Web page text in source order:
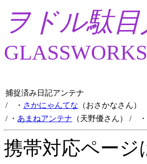
ヲドル駄
捕捉済み日記アンテナ
/ ・ さかにゃんてな （おさかなさん）
/ ・ あまねアンテナ （天野優さん） / ・
携帯対応ページ